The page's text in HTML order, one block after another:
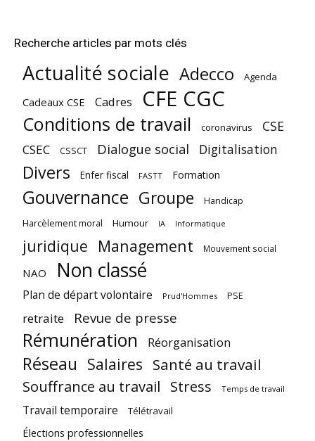
Recherche articles par mots clés
Actualité sociale Adecco Agenda
Cadeaux CSE Cadres CFE CGC
Conditions de travail coronavirus CSE
CSEC CSSCT Dialogue social Digitalisation
Divers Enfer fiscal FASTT Formation
Gouvernance Groupe Handicap
Harcèlement moral Humour IA Informatique
juridique Management Mouvement social
NAO Non classé
Plan de départ volontaire Prud'Hommes PSE
retraite Revue de presse
Rémunération Réorganisation
Réseau Salaires Santé au travail
Souffrance au travail Stress Temps de travail
Travail temporaire Télétravail
Élections professionnelles